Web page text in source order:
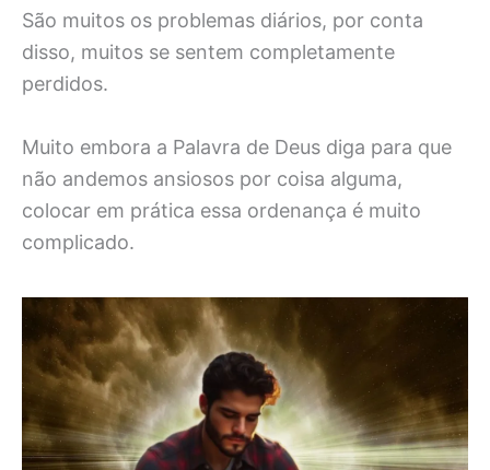
São muitos os problemas diários, por conta
disso, muitos se sentem completamente
perdidos.
Muito embora a Palavra de Deus diga para que
não andemos ansiosos por coisa alguma,
colocar em prática essa ordenança é muito
complicado.